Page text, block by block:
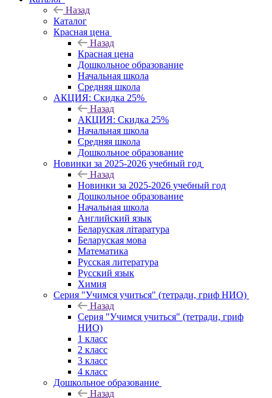
Назад
Каталог
Красная цена
Назад
Красная цена
Дошкольное образование
Начальная школа
Средняя школа
АКЦИЯ: Скидка 25%
Назад
АКЦИЯ: Скидка 25%
Начальная школа
Средняя школа
Дошкольное образование
Новинки за 2025-2026 учебный год
Назад
Новинки за 2025-2026 учебный год
Дошкольное образование
Начальная школа
Английский язык
Беларуская літаратура
Беларуская мова
Математика
Русская литература
Русский язык
Химия
Серия "Учимся учиться" (тетради, гриф НИО)
Назад
Серия "Учимся учиться" (тетради, гриф
НИО)
1 класс
2 класс
3 класс
4 класс
Дошкольное образование
Назад